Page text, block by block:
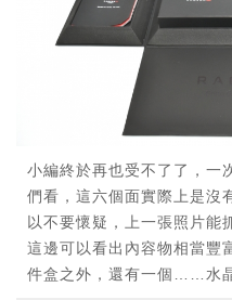
小編終於再也受不了了，一
們看，這六個面實際上是沒
以不要懷疑，上一張照片能
這邊可以看出內容物相當豐
件盒之外，還有一個……水